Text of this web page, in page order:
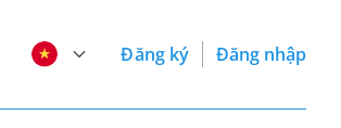
Đăng ký Đăng nhập